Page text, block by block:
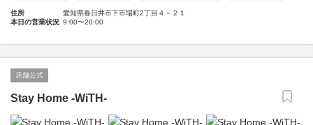
住所
愛知県春日井市下市場町2丁目４－２１
本日の営業状況 9:00〜20:00
店舗公式
Stay Home -WiTH-